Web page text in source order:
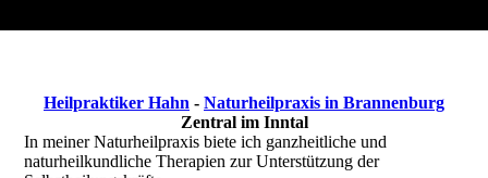
Heilpraktiker Hahn - Naturheilpraxis in Brannenburg
Zentral im Inntal
In meiner Naturheilpraxis biete ich ganzheitliche und
naturheilkundliche Therapien zur Unterstützung der